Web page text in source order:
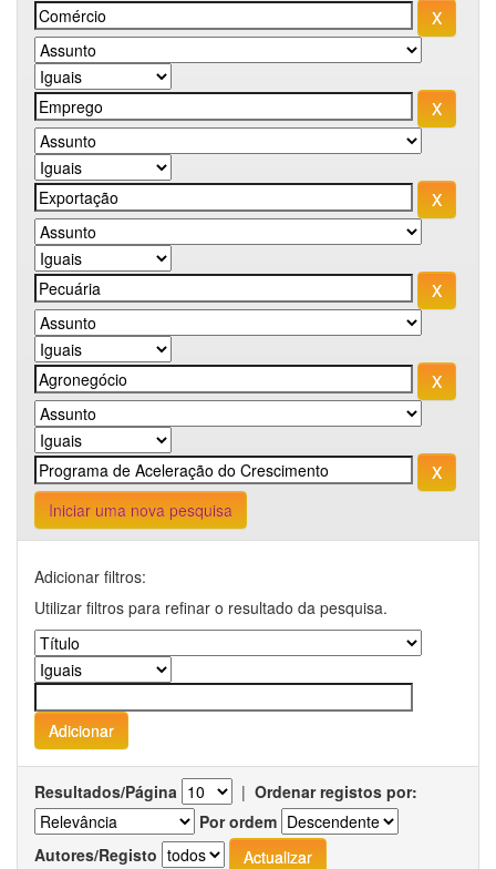
Iniciar uma nova pesquisa
Adicionar filtros:
Utilizar filtros para refinar o resultado da pesquisa.
Resultados/Página | Ordenar registos por:
Por ordem
Autores/Registo